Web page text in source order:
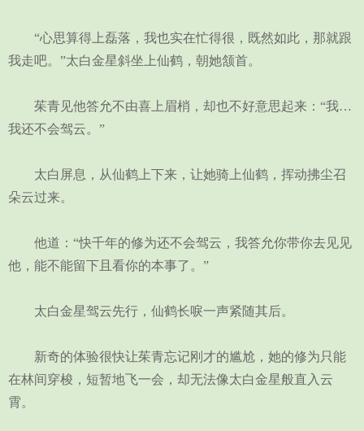
“心思算得上磊落，我也实在忙得很，既然如此，那就跟
我走吧。”太白金星斜坐上仙鹤，朝她颔首。
茱青见他答允不由喜上眉梢，却也不好意思起来：“我…
我还不会驾云。”
太白屏息，从仙鹤上下来，让她骑上仙鹤，挥动拂尘召
朵云过来。
他道：“快千年的修为还不会驾云，我答允你带你去见见
他，能不能留下且看你的本事了。”
太白金星驾云先行，仙鹤长唳一声紧随其后。
新奇的体验很快让茱青忘记刚才的尴尬，她的修为只能
在林间穿梭，短暂地飞一会，却无法像太白金星般直入云
霄。